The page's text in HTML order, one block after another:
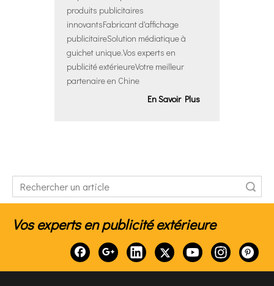
produits publicitaires
innovantsFabricant d'affichage
publicitaireSolution médiatique à
guichet unique.Vos experts en
publicité extérieureVotre meilleur
partenaire en Chine
En Savoir Plus
Vos experts en publicité extérieure